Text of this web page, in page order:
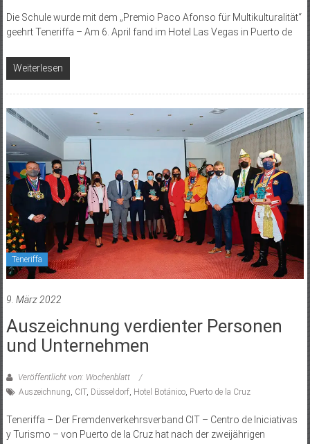
Die Schule wurde mit dem „Premio Paco Afonso für Multikulturalität“
geehrt Teneriffa – Am 6. April fand im Hotel Las Vegas in Puerto de
Weiterlesen
Teneriffa
9. März 2022
Auszeichnung verdienter Personen
und Unternehmen
Veröffentlicht von: Wochenblatt
Auszeichnung CIT, Düsseldorf, Hotel Botánico, Puerto de la Cruz
Teneriffa – Der Fremdenverkehrsverband CIT – Centro de Iniciativas
y Turismo – von Puerto de la Cruz hat nach der zweijährigen